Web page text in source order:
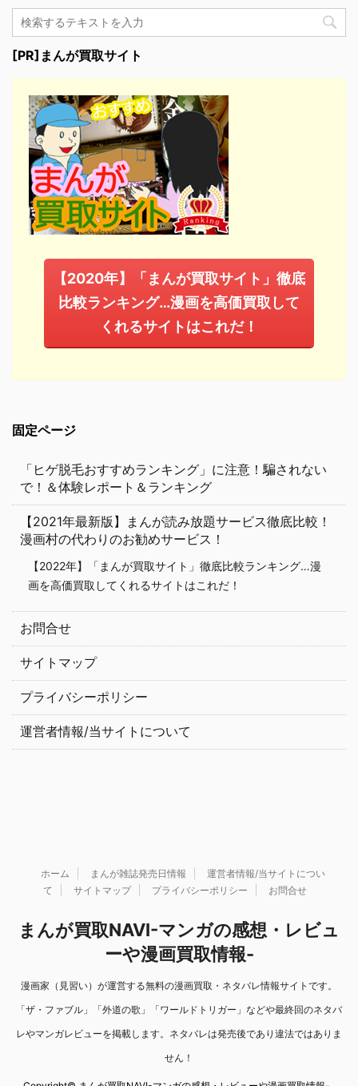
[PR]まんが買取サイト
【2020年】「まんが買取サイト」徹底
比較ランキング…漫画を高価買取して
くれるサイトはこれだ！
固定ページ
「ヒゲ脱毛おすすめランキング」に注意！騙されない
で！＆体験レポート＆ランキング
【2021年最新版】まんが読み放題サービス徹底比較！
漫画村の代わりのお勧めサービス！
【2022年】「まんが買取サイト」徹底比較ランキング…漫
画を高価買取してくれるサイトはこれだ！
お問合せ
サイトマップ
プライバシーポリシー
運営者情報/当サイトについて
ホーム まんが雑誌発売日情報
運営者情報/当サイトについ
て
サイトマップ プライバシーポリシー お問合せ
まんが買取NAVI-マンガの感想・レビュ
ーや漫画買取情報-
漫画家（見習い）が運営する無料の漫画買取・ネタバレ情報サイトです。
「ザ・ファブル」「外道の歌」「ワールドトリガー」などや最終回のネタバ
レやマンガレビューを掲載します。ネタバレは発売後であり違法ではありま
せん！